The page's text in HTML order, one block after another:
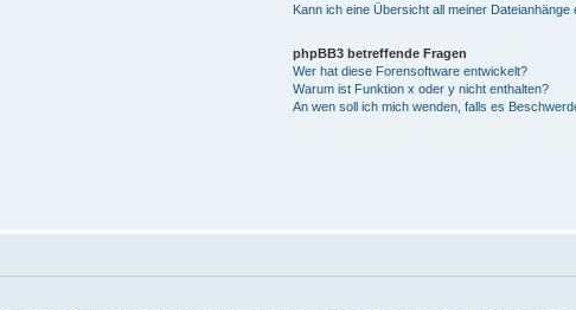
Kann ich eine Übersicht all meiner Dateianhänge
phpBB3 betreffende Fragen
Wer hat diese Forensoftware entwickelt?
Warum ist Funktion x oder y nicht enthalten?
An wen soll ich mich wenden, falls es